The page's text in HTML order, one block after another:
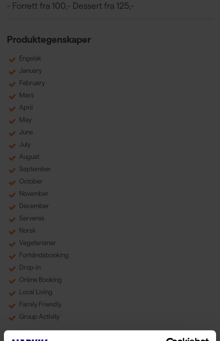
- Forrett fra 100,- Dessert fra 125,-
Produktegenskaper
Engelsk
January
February
Mars
April
May
June
July
August
September
October
November
December
Serveres
Norsk
Vegetarianer
Forhåndsbooking
Drop-in
Online Booking
Local Living
Family Friendly
Group Activity